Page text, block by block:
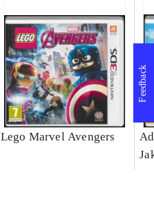
Lego Marvel Avengers
Feedback